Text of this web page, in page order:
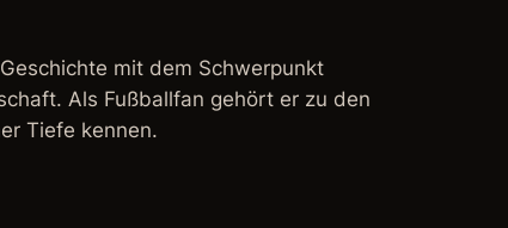
mit dem Schwerpunkt
Als Fußballfan gehört er zu den
Tiefe kennen.